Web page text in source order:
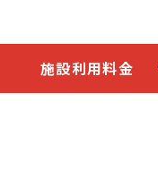
施設利用料金